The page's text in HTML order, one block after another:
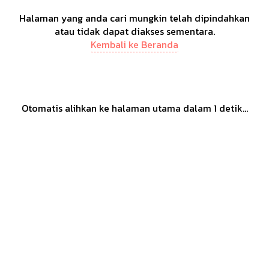
Halaman yang anda cari mungkin telah dipindahkan
atau tidak dapat diakses sementara.
Kembali ke Beranda
Otomatis alihkan ke halaman utama dalam 1 detik...